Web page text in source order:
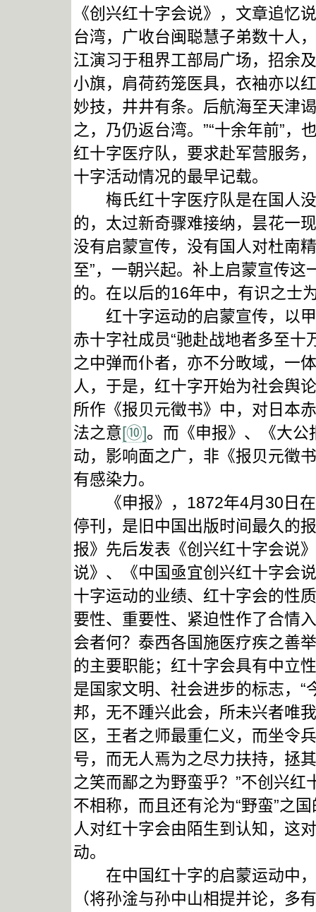
《创兴红十字会说》，文章追忆
台湾，广收台闽聪慧子弟数十人
江演习于租界工部局广场，招余
小旗，肩荷药笼医具，衣袖亦以
妙技，井井有条。后航海至天津
之，乃仍返台湾。”“十余年前”
红十字医疗队，要求赴军营服务
十字活动情况的最早记载。
梅氏红十字医疗队是在国人没
的，太过新奇骤难接纳，昙花一
没有启蒙宣传，没有国人对杜南
至”，一朝兴起。补上启蒙宣传
的。在以后的16年中，有识之士
红十字运动的启蒙宣传，以甲
赤十字社成员“驰赴战地者多至
之中弹而仆者，亦不分畋域，一
人，于是，红十字开始为社会舆
所作《报贝元徵书》中，对日本
法之意[⑩]。而《申报》、《大
动，影响面之广，非《报贝元徵
有感染力。
《申报》，1872年4月30日在
停刊，是旧中国出版时间最久的
报》先后发表《创兴红十字会说
说》、《中国亟宜创兴红十字会
十字运动的业绩、红十字会的性
要性、重要性、紧迫性作了合情
会者何？泰西各国施医疗疾之善
的主要职能；红十字会具有中立
是国家文明、社会进步的标志，
邦，无不踵兴此会，所未兴者唯
区，王者之师最重仁义，而坐令
号，而无人焉为之尽力扶持，拯
之笑而鄙之为野蛮乎？”不创兴
不相称，而且还有沦为“野蛮”之
人对红十字会由陌生到认知，这
动。
在中国红十字的启蒙运动中，
（将孙淦与孙中山相提并论，多